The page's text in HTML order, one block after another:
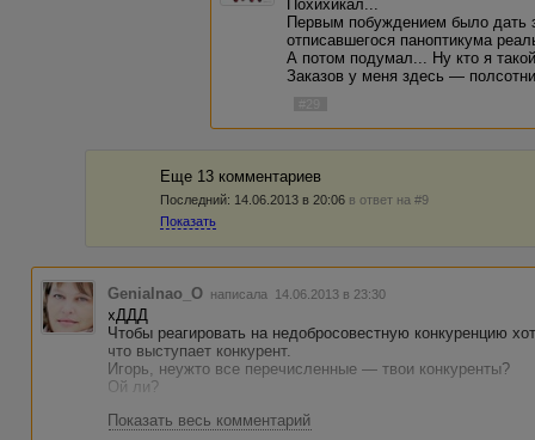
Похихикал...
Первым побуждением было дать
отписавшегося паноптикума
А потом подумал... Ну кто я
Заказов у меня здесь —
Еще 13 комментариев
Последний: 14.06.2013 в 20:06 в ответ на #9
Показать
Genialnao_O написала 14.06.2013 в 23:30
хДДД
Чтобы реагировать на недобросовестную конкуренцию
что выступает конкурент.
Игорь, неужто все перечисленные — твои конкуренты?
Ой ли?
Поддерживаю #2 и gjdjhjn: ПОХ
Показать весь комментарий